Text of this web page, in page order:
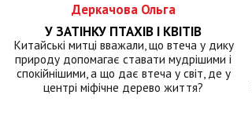
Деркачова Ольга
У ЗАТІНКУ ПТАХІВ І КВІТІВ
Китайські митці вважали, що втеча у дику
природу допомагає ставати мудрішими і
спокійнішими, а що дає втеча у світ, де у
центрі міфічне дерево життя?